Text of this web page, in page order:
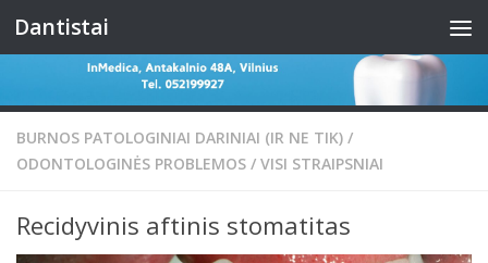
Skip to content
Dantistai
BURNOS PATOLOGINIAI DARINIAI (IR NE TIK) /
ODONTOLOGINĖS PROBLEMOS / VISI STRAIPSNIAI
Recidyvinis aftinis stomatitas